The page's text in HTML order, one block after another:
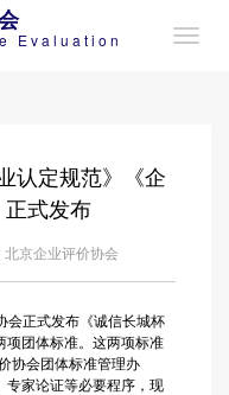
Evaluation
认定规范》《企
式发布
北京企业评价协会
会正式发布《诚信长城杯
项团体标准。这两项标准
协会团体标准管理办
专家论证等必要程序，现